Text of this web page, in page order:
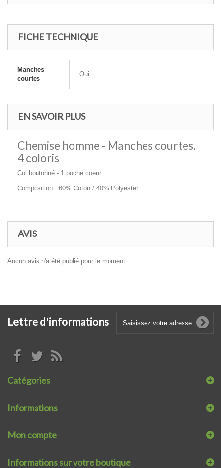
FICHE TECHNIQUE
Manches
courtes
Oui
EN SAVOIR PLUS
Chemise homme - Manches courtes.
4 coloris
Col boutonné - 1 poche coeur.
Composition : 60% Coton / 40% Polyester
AVIS
Aucun avis n'a été publié pour le moment.
Lettre d'informations
Catégories
Informations
Mon compte
Informations sur votre boutique